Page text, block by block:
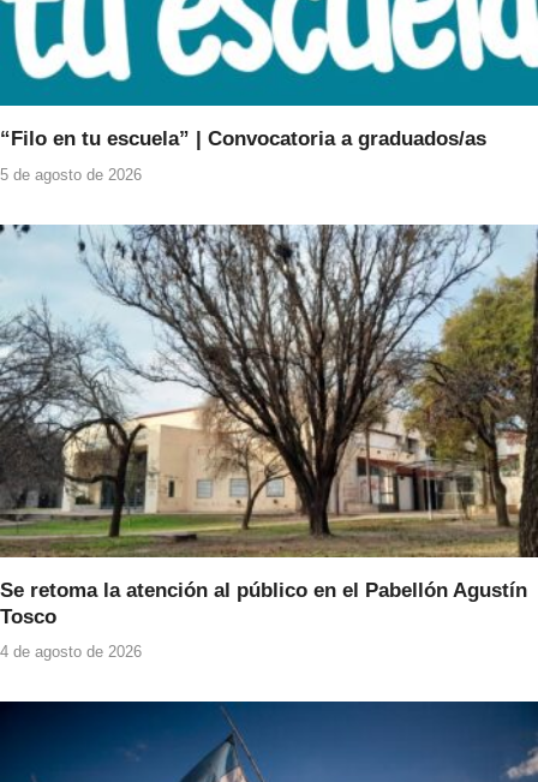
“Filo en tu escuela” | Convocatoria a graduados/as
5 de agosto de 2026
Se retoma la atención al público en el Pabellón Agustín
Tosco
4 de agosto de 2026